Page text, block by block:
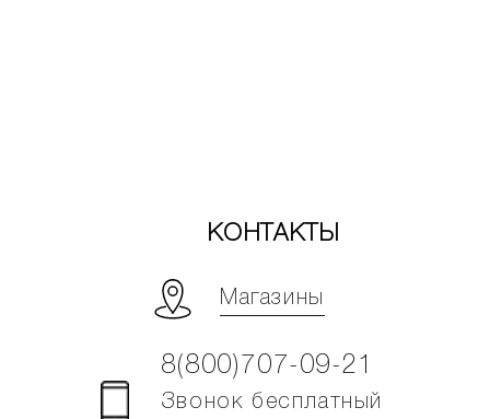
КОНТАКТЫ
Магазины
8(800)707-09-21
Звонок бесплатный